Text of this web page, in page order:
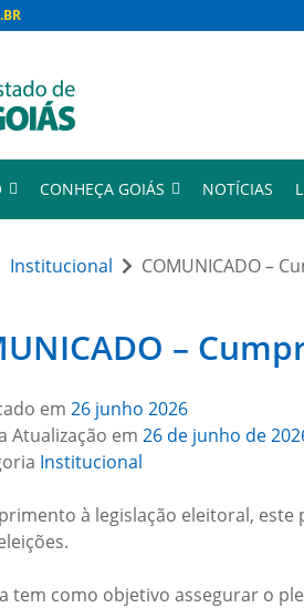
CONHEÇA GOIÁS NOTÍCIAS
Institucional COMUNICADO –
–
em 26 junho 2026
Atualização em 26 de junho de
Institucional
à legislação eleitoral,
tem como objetivo assegurar o